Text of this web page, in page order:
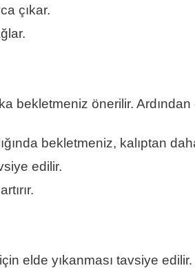
çıkar.
bekletmeniz önerilir.
bekletmeniz, kalıptan
edilir.
elde yıkanması tavsiye edilir.